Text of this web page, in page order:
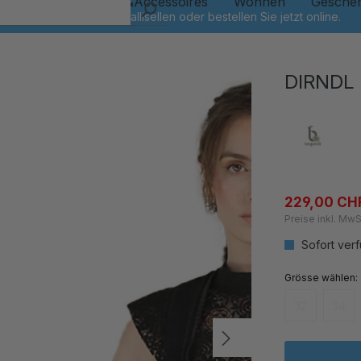
229,00
Preise inkl.
Sofort
Grösse
(Diese